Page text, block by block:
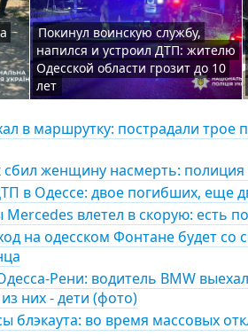
Покинул воинскую службу,
напился и устроил ДТП: жителю
Одесской области грозит до 10
лет
в маршрутку: пострадали трое
сбил женщину насмерть:
в Одессе: двое погибших, еще
влетел в скорую: есть
на одесском Фонтане будет
Рени: водитель BMW
них - дети (фото)
блэкаута: во время массовых